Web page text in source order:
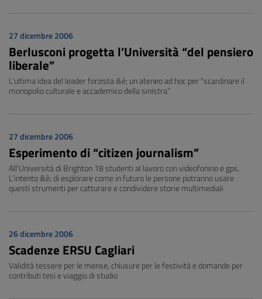
27 dicembre 2006
Berlusconi progetta l’Università “del pensiero
liberale”
L’ultima idea del leader forzista &è; un ateneo ad hoc per "scardinare il
monopolio culturale e accademico della sinistra”
27 dicembre 2006
Esperimento di “citizen journalism”
All’Università di Brighton 18 studenti al lavoro con videofonino e gps.
L’intento &è; di esplorare come in futuro le persone potranno usare
questi strumenti per catturare e condividere storie multimediali
26 dicembre 2006
Scadenze ERSU Cagliari
Validità tessere per le mense, chiusure per le festività e domande per
contributi tesi e viaggio di studio